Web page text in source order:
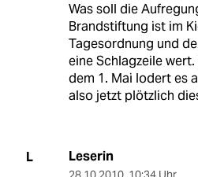
Was soll die
Brandstiftung ist im
Tagesordnung und
eine Schlagzeile
dem 1. Mai lodert es
also jetzt plötzlich
L Leserin